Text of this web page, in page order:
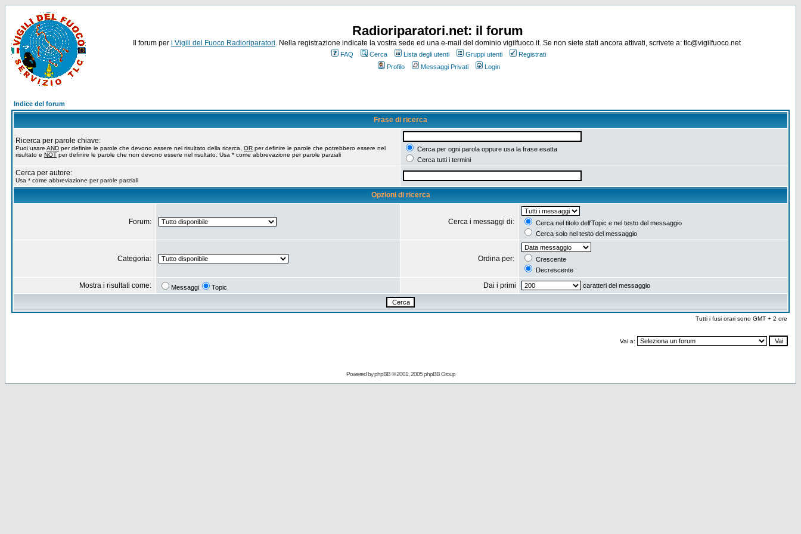
Radioriparatori.net: il forum
Il forum per i Vigili del Fuoco Radioriparatori. Nella registrazione indicate la vostra sede ed una e-mail del dominio vigilfuoco.it. Se non siete stati ancora attivati, scrivete a: tlc@vigilfuoco.net
FAQ Cerca Lista degli utenti Gruppi utenti
Registrati
Profilo
Messaggi Privati Login
Indice del forum
Frase di ricerca
Ricerca per parole chiave:
Puoi usare AND per definire le parole che devono essere nel risultato della ricerca, OR per definire le parole che potrebbero essere nel
risultato e NOT per definire le parole che non devono essere nel risultato. Usa * come abbrevazione per parole parziali
Cerca per ogni parola oppure usa la frase esatta
Cerca tutti i termini
Cerca per autore:
Usa * come abbreviazione per parole parziali
Opzioni di ricerca
Forum: Cerca i messaggi di:
Cerca nel titolo dell'Topic e nel testo del messaggio
Cerca solo nel testo del messaggio
Categoria: Ordina per:
Crescente
Decrescente
Mostra i risultati come: Messaggi Topic Dai i primi caratteri del messaggio
Tutti i fusi orari sono GMT + 2 ore
Vai a:
Powered byphpBB© 2001, 2005 phpBB Group